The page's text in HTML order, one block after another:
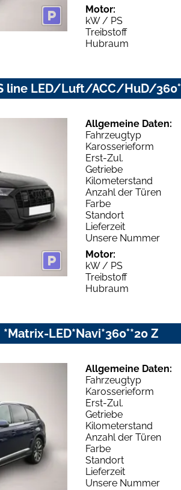
Motor:
kW / PS
Treibstoff
Hubraum
line LED/Luft/ACC/HuD/360°
Allgemeine Daten:
Fahrzeugtyp
Karosserieform
Erst-Zul.
Getriebe
Kilometerstand
Anzahl der Türen
Farbe
Standort
Lieferzeit
Unsere Nummer
Motor:
kW / PS
Treibstoff
Hubraum
LED*Navi*360°*20 Z
Allgemeine Daten:
Fahrzeugtyp
Karosserieform
Erst-Zul.
Getriebe
Kilometerstand
Anzahl der Türen
Farbe
Standort
Lieferzeit
Unsere Nummer